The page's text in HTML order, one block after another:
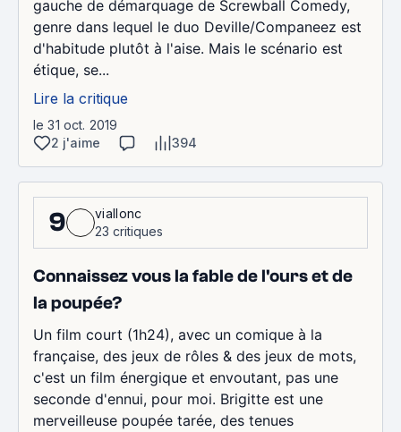
gauche de démarquage de Screwball Comedy,
genre dans lequel le duo Deville/Companeez est
d'habitude plutôt à l'aise. Mais le scénario est
étique, se...
Lire la critique
le 31 oct. 2019
2 j'aime
394
9
viallonc
23 critiques
Connaissez vous la fable de l'ours et de
la poupée?
Un film court (1h24), avec un comique à la
française, des jeux de rôles & des jeux de mots,
c'est un film énergique et envoutant, pas une
seconde d'ennui, pour moi. Brigitte est une
merveilleuse poupée tarée, des tenues